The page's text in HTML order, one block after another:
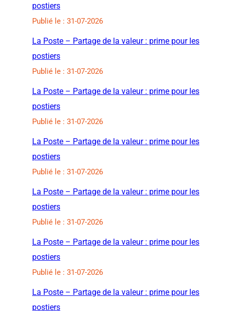
postiers
Publié le : 31-07-2026
La Poste – Partage de la valeur : prime pour les
postiers
Publié le : 31-07-2026
La Poste – Partage de la valeur : prime pour les
postiers
Publié le : 31-07-2026
La Poste – Partage de la valeur : prime pour les
postiers
Publié le : 31-07-2026
La Poste – Partage de la valeur : prime pour les
postiers
Publié le : 31-07-2026
La Poste – Partage de la valeur : prime pour les
postiers
Publié le : 31-07-2026
La Poste – Partage de la valeur : prime pour les
postiers